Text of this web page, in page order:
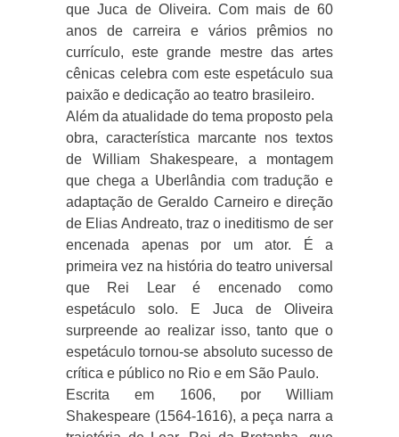
que Juca de Oliveira. Com mais de 60
anos de carreira e vários prêmios no
currículo, este grande mestre das artes
cênicas celebra com este espetáculo sua
paixão e dedicação ao teatro brasileiro.
Além da atualidade do tema proposto pela
obra, característica marcante nos textos
de William Shakespeare, a montagem
que chega a Uberlândia com tradução e
adaptação de Geraldo Carneiro e direção
de Elias Andreato, traz o ineditismo de ser
encenada apenas por um ator. É a
primeira vez na história do teatro universal
que Rei Lear é encenado como
espetáculo solo. E Juca de Oliveira
surpreende ao realizar isso, tanto que o
espetáculo tornou-se absoluto sucesso de
crítica e público no Rio e em São Paulo.
Escrita em 1606, por William
Shakespeare (1564-1616), a peça narra a